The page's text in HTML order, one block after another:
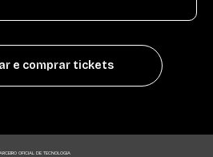
e comprar tickets
OFICIAL DE TECNOLOGIA